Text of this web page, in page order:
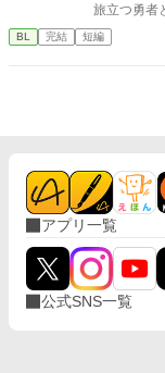
旅立つ勇者
待つ相変わ
青年がただ
BL 完結 短編
アプリ一覧
公式SNS一覧